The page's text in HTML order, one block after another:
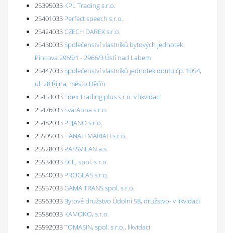
25395033 KPL Trading s.r.o.
25401033 Perfect speech s.r.o.
25424033CZECH DAREX s.r.o.
25430033Společenství vlastníků bytových jednotek
Pincova 2965/1 - 2966/3 Ústí nad Labem
25447033Společenství vlastníků jednotek domu čp. 1054,
ul. 28.Října, město Děčín
25453033 Edex Trading plus s.r.o. v likvidaci
25476033SvatAnna s.r.o.
25482033 PEJANO s.r.o.
25505033 HANAH MARIAH s.r.o.
25528033 PASSVILAN a.s.
25534033SCL, spol. s r.o.
25540033 PROGLAS s.r.o.
25557033GAMA TRANS spol. s r.o.
25563033 Bytové družstvo Údolní 58, družstvo- v likvidaci
25586033 KAMOKO, s.r.o.
25592033TOMASIN, spol. s r.o., likvidaci